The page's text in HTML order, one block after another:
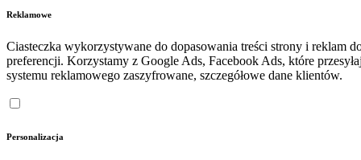
Reklamowe
Ciasteczka wykorzystywane do dopasowania treści strony i reklam
preferencji. Korzystamy z Google Ads, Facebook Ads, które
systemu reklamowego zaszyfrowane, szczegółowe dane klientów.
Personalizacja